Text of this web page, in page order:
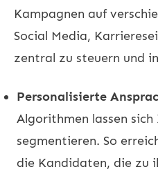
Kampagnen auf
Social Media,
zentral zu steuern und
Personalisierte
Algorithmen lassen
segmentieren. So
die Kandidaten, die zu